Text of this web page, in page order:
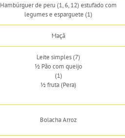
Hambúrguer de peru (1, 6, 12) estufado com
legumes e esparguete (1)
Maçã
Leite simples (7)
½ Pão com queijo
(1)
½ fruta (Pera)
Bolacha Arroz